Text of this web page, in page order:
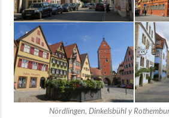
Nördlingen, Dinkelsbühl y